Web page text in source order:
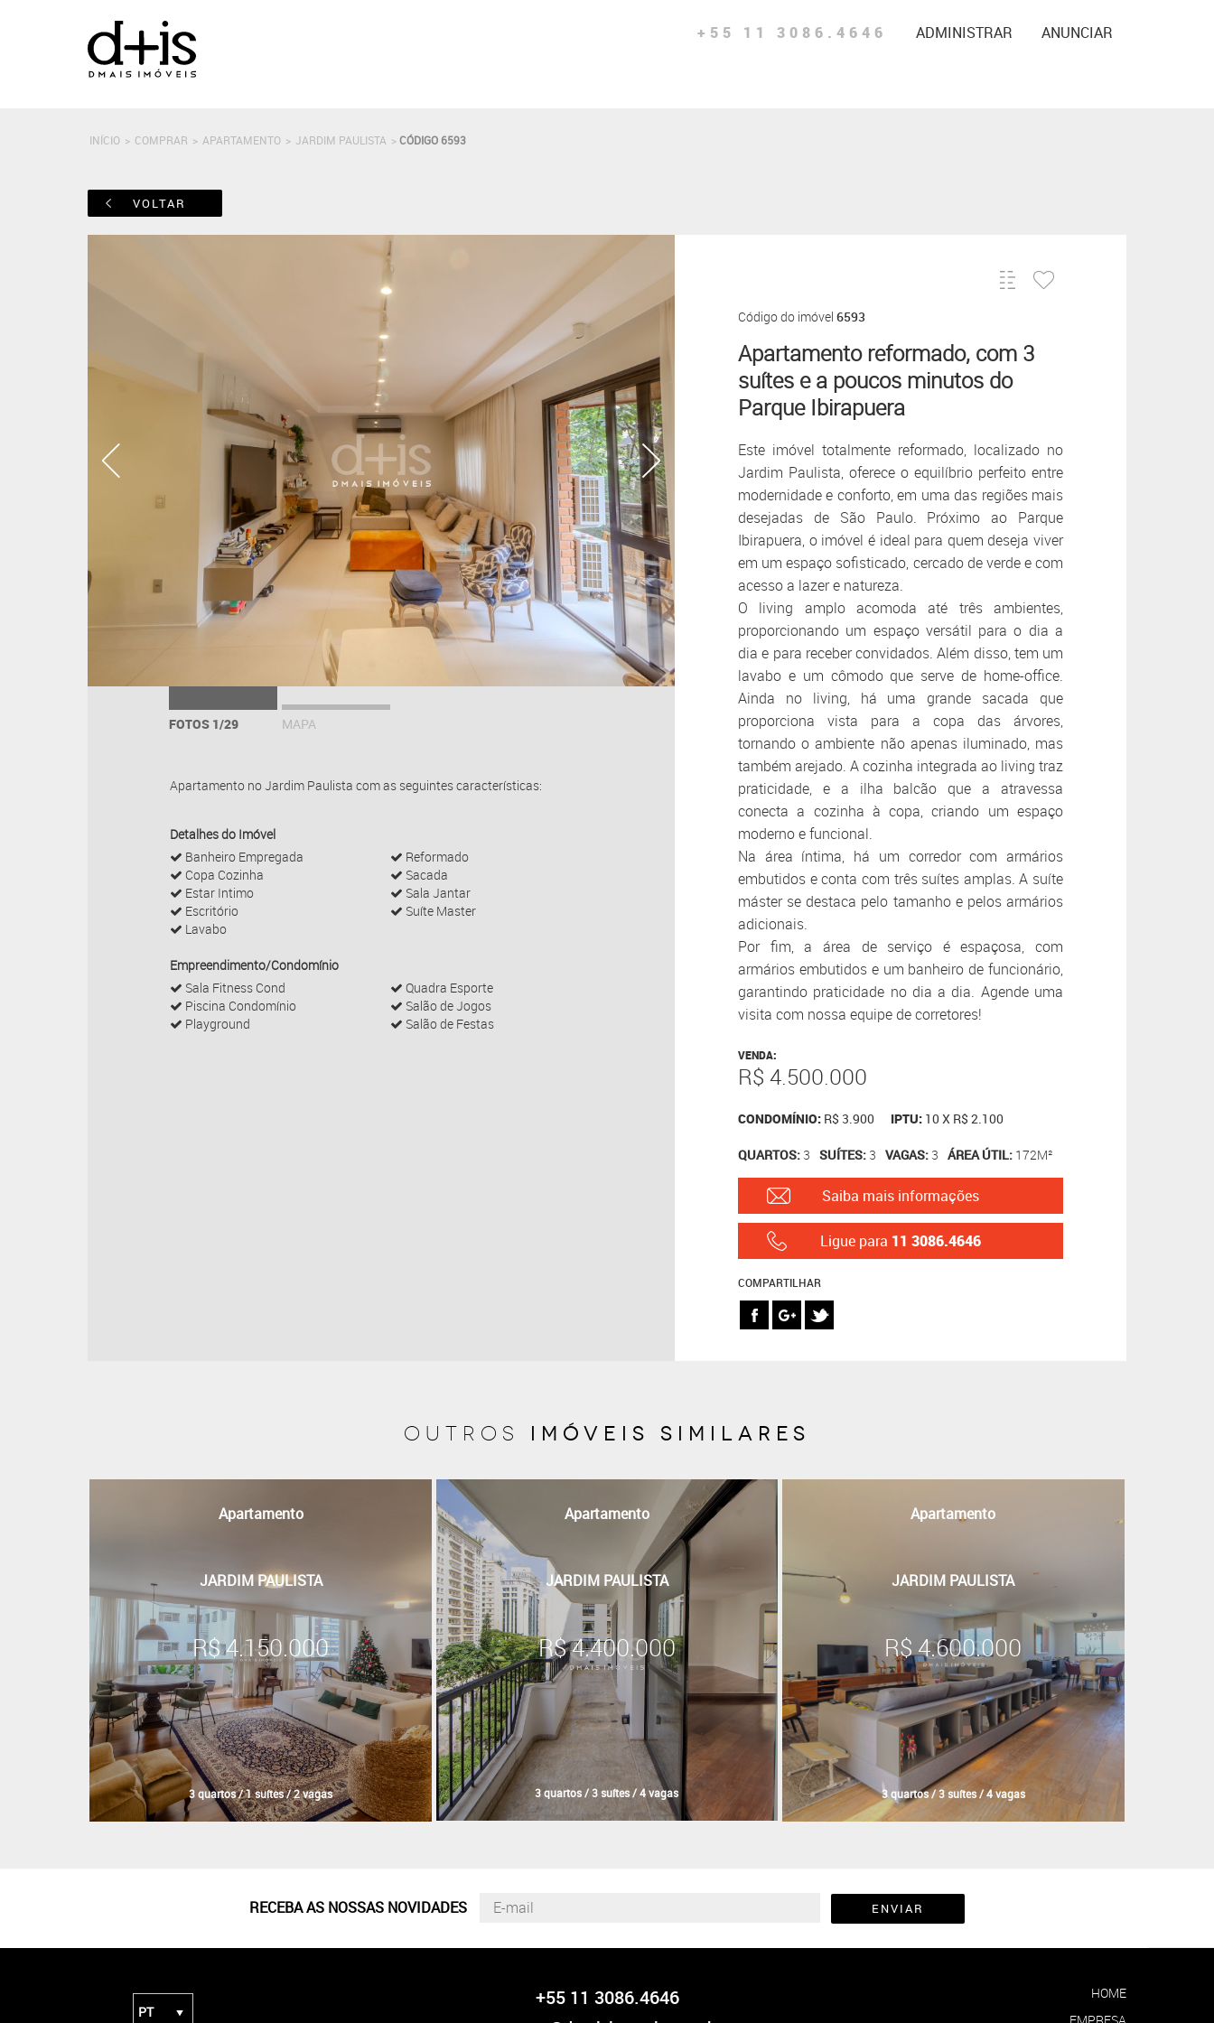
+55 11 3086.4646 ADMINISTRAR ANUNCIAR
INÍCIO > COMPRAR > APARTAMENTO > JARDIM PAULISTA >CÓDIGO 6593
VOLTAR
FOTOS 1/29 MAPA
Apartamento no Jardim Paulista com as seguintes características:
Detalhes do Imóvel
Banheiro Empregada
Copa Cozinha
Estar Intimo
Escritório
Lavabo
Reformado
Sacada
Sala Jantar
Suíte Master
Empreendimento/Condomínio
Sala Fitness Cond
Piscina Condomínio
Playground
Quadra Esporte
Salão de Jogos
Salão de Festas
Código do imóvel6593
Apartamento reformado, com 3
suítes e a poucos minutos do
Parque Ibirapuera
Este imóvel totalmente reformado, localizado no
Jardim Paulista, oferece o equilíbrio perfeito entre
modernidade e conforto, em uma das regiões mais
desejadas de São Paulo. Próximo ao Parque
Ibirapuera, o imóvel é ideal para quem deseja viver
em um espaço sofisticado, cercado de verde e com
acesso a lazer e natureza.
O living amplo acomoda até três ambientes,
proporcionando um espaço versátil para o dia a
dia e para receber convidados. Além disso, tem um
lavabo e um cômodo que serve de home-office.
Ainda no living, há uma grande sacada que
proporciona vista para a copa das árvores,
tornando o ambiente não apenas iluminado, mas
também arejado. A cozinha integrada ao living traz
praticidade, e a ilha balcão que a atravessa
conecta a cozinha à copa, criando um espaço
moderno e funcional.
Na área íntima, há um corredor com armários
embutidos e conta com três suítes amplas. A suíte
máster se destaca pelo tamanho e pelos armários
adicionais.
Por fim, a área de serviço é espaçosa, com
armários embutidos e um banheiro de funcionário,
garantindo praticidade no dia a dia. Agende uma
visita com nossa equipe de corretores!
VENDA:
R$ 4.500.000
CONDOMÍNIO: R$ 3.900 IPTU: 10 X R$ 2.100
QUARTOS: 3 SUÍTES: 3 VAGAS: 3 ÁREA ÚTIL: 172M²
Saiba mais informações
Ligue para 11 3086.4646
COMPARTILHAR
outros imóveis similares
Apartamento
JARDIM PAULISTA
R$ 4.150.000
3 quartos / 1 suítes / 2 vagas
Apartamento
JARDIM PAULISTA
R$ 4.400.000
3 quartos / 3 suítes / 4 vagas
Apartamento
JARDIM PAULISTA
R$ 4.600.000
3 quartos / 3 suítes / 4 vagas
RECEBA AS NOSSAS NOVIDADES ENVIAR
HOME
+55 11 3086.4646